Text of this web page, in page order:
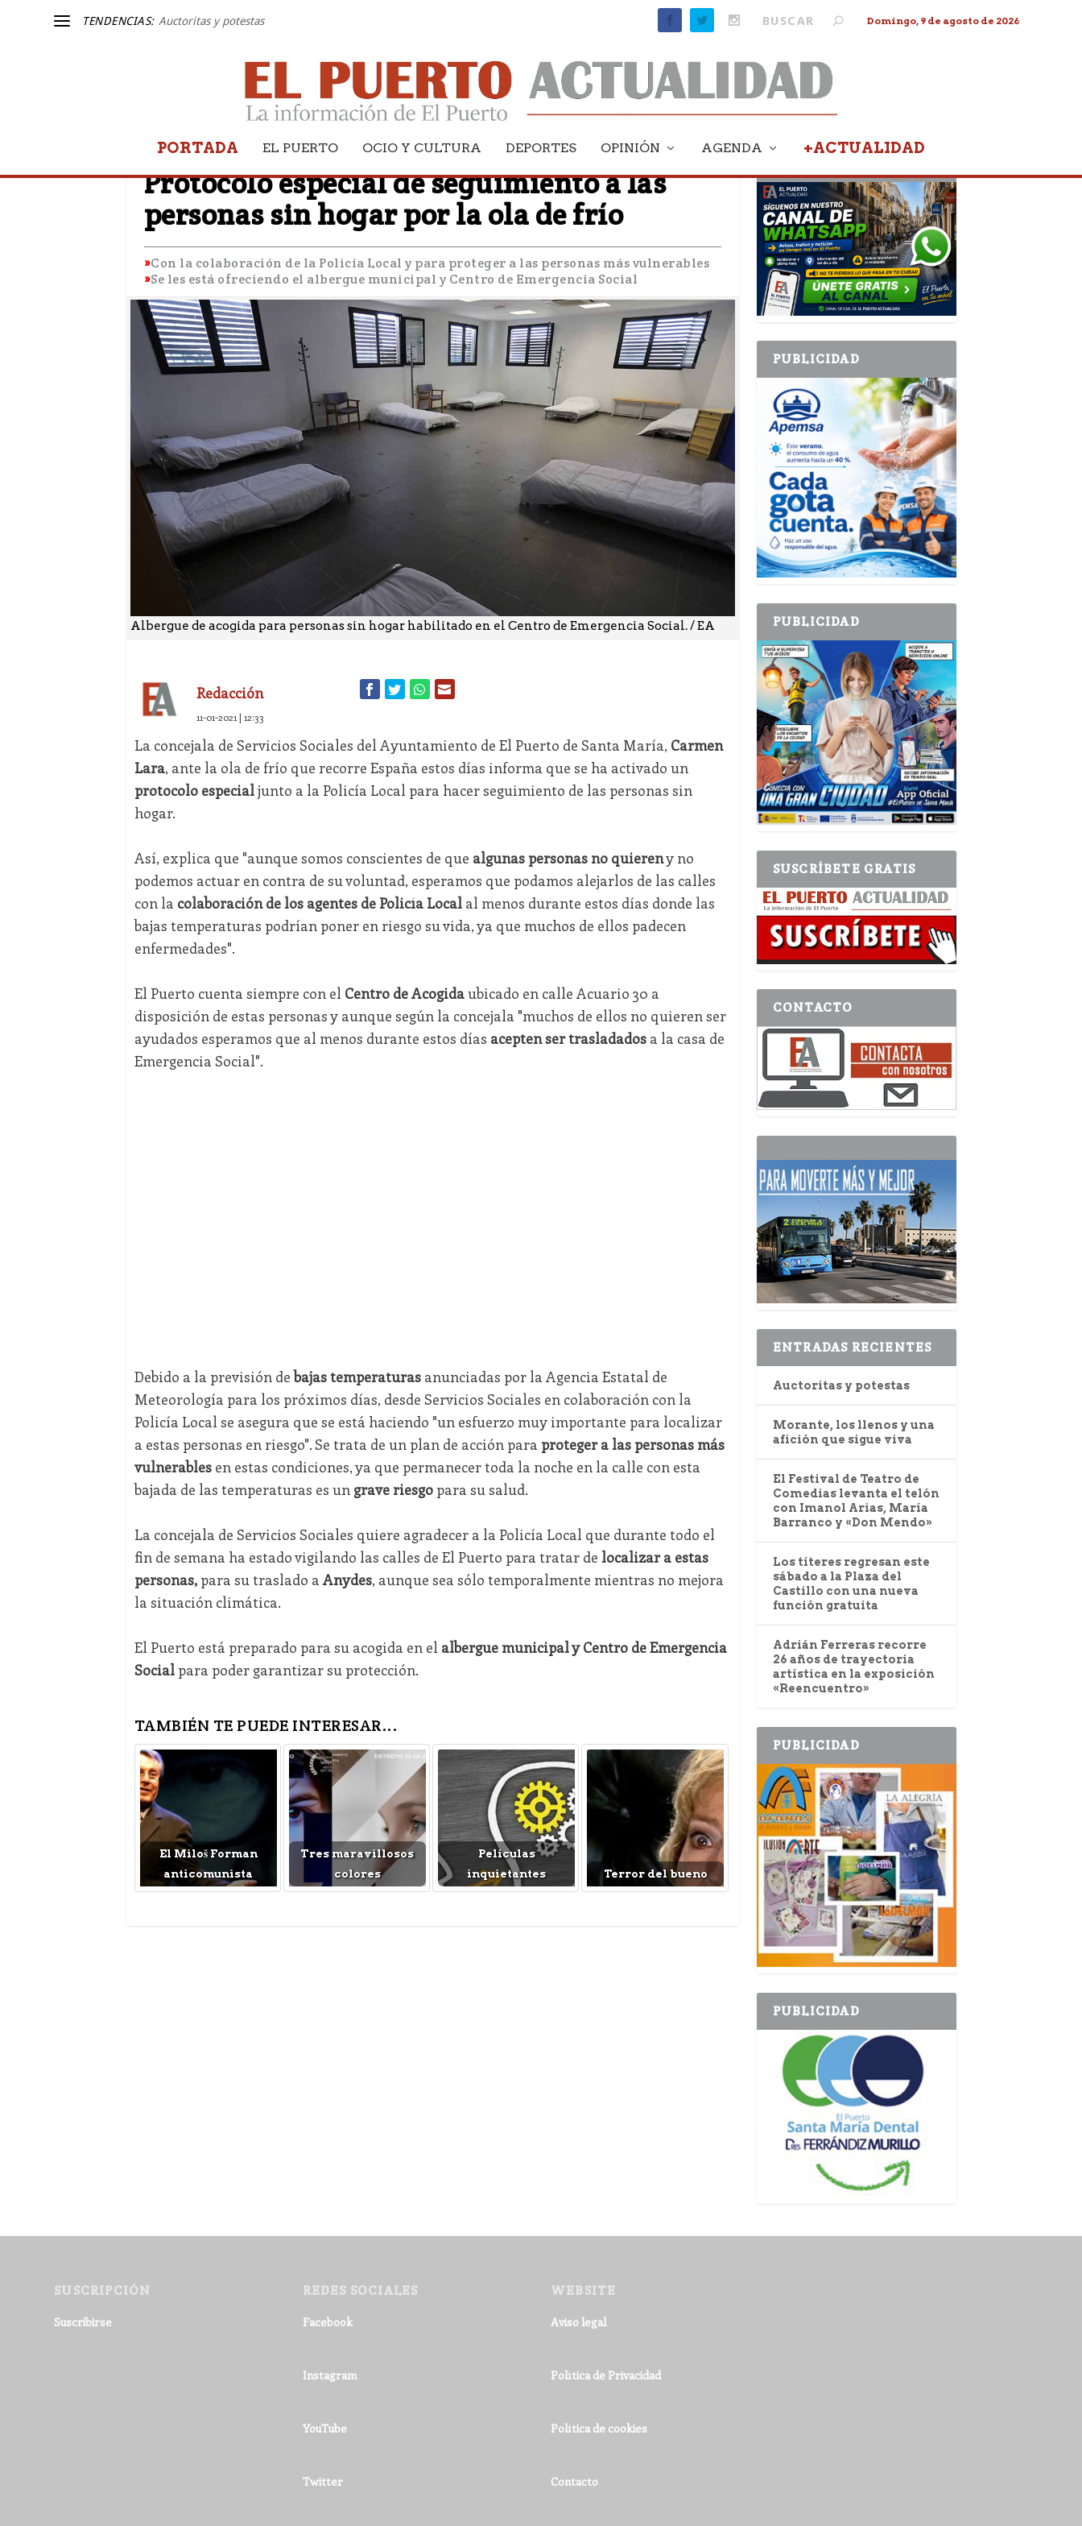
TENDENCIAS: Auctoritas y potestas Domingo, 9 de agosto de 2026
PORTADA EL PUERTO OCIO Y CULTURA DEPORTES OPINIÓN AGENDA +ACTUALIDAD
Protocolo especial de seguimiento a las
personas sin hogar por la ola de frío
Con la colaboración de la Policía Local y para proteger a las personas más vulnerables
Se les está ofreciendo el albergue municipal y Centro de Emergencia Social
Albergue de acogida para personas sin hogar habilitado en el Centro de Emergencia Social. / EA
Redacción
11-01-2021 | 12:33
La concejala de Servicios Sociales del Ayuntamiento de El Puerto de Santa María, Carmen
Lara, ante la ola de frío que recorre España estos días informa que se ha activado un
protocolo especialjunto a la Policía Local para hacer seguimiento de las personas sin
hogar.
Así, explica que "aunque somos conscientes de que algunas personas no quiereny no
podemos actuar en contra de su voluntad, esperamos que podamos alejarlos de las calles
con la colaboración de los agentes de Policía Localal menos durante estos días donde las
bajas temperaturas podrían poner en riesgo su vida, ya que muchos de ellos padecen
enfermedades".
El Puerto cuenta siempre con el Centro de Acogidaubicado en calle Acuario 30 a
disposición de estas personas y aunque según la concejala "muchos de ellos no quieren ser
ayudados esperamos que al menos durante estos días acepten ser trasladadosa la casa de
Emergencia Social".
Debido a la previsión debajas temperaturasanunciadas por la Agencia Estatal de
Meteorología para los próximos días, desde Servicios Sociales en colaboración con la
Policía Local se asegura que se está haciendo "un esfuerzo muy importante para localizar
a estas personas en riesgo". Se trata de un plan de acción para proteger a las personas más
vulnerablesen estas condiciones, ya que permanecer toda la noche en la calle con esta
bajada de las temperaturas es un grave riesgopara su salud.
La concejala de Servicios Sociales quiere agradecer a la Policía Local que durante todo el
fin de semana ha estado vigilando las calles de El Puerto para tratar de localizar a estas
personas,para su traslado a Anydes, aunque sea sólo temporalmente mientras no mejora
la situación climática.
El Puerto está preparado para su acogida en el albergue municipal y Centro de Emergencia
Socialpara poder garantizar su protección.
TAMBIÉN TE PUEDE INTERESAR...
El Miloš Forman
anticomunista
Tres maravillosos
colores
Películas
inquietantes
Terror del bueno
PUBLICIDAD
PUBLICIDAD
SUSCRÍBETE GRATIS
CONTACTO
ENTRADAS RECIENTES
Auctoritas y potestas
Morante, los llenos y una
afición que sigue viva
El Festival de Teatro de
Comedias levanta el telón
con Imanol Arias, María
Barranco y «Don Mendo»
Los títeres regresan este
sábado a la Plaza del
Castillo con una nueva
función gratuita
Adrián Ferreras recorre
26 años de trayectoria
artística en la exposición
«Reencuentro»
PUBLICIDAD
PUBLICIDAD
SUSCRIPCIÓN
Suscribirse
REDES SOCIALES
Facebook
Instagram
YouTube
Twitter
WEBSITE
Aviso legal
Política de Privacidad
Política de cookies
Contacto